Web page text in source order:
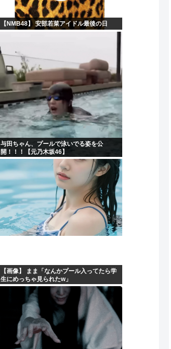
【NMB48】 安部若菜アイドル最後の日
与田ちゃん、プールで泳いでる姿を公
開！！！【元乃木坂46】
【画像】 まま「なんかプール入ってたら学
生にめっちゃ見られたw」